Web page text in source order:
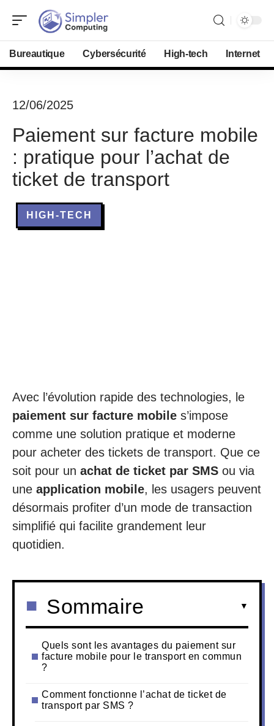
Bureautique Cybersécurité High-tech Internet
12/06/2025
Paiement sur facture mobile
: pratique pour l’achat de
ticket de transport
HIGH-TECH
Avec l’évolution rapide des technologies, le
paiement sur facture mobile s’impose
comme une solution pratique et moderne
pour acheter des tickets de transport. Que ce
soit pour un achat de ticket par SMS ou via
une application mobile, les usagers peuvent
désormais profiter d’un mode de transaction
simplifié qui facilite grandement leur
quotidien.
Sommaire
Quels sont les avantages du paiement sur
facture mobile pour le transport en commun
?
Comment fonctionne l’achat de ticket de
transport par SMS ?